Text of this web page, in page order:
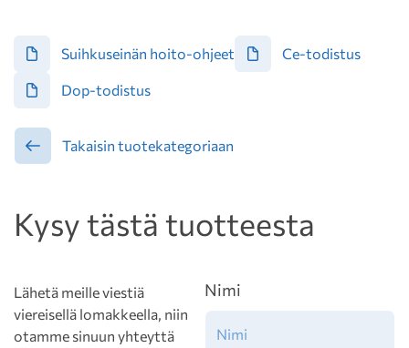
Suihkuseinän hoito-ohjeet Ce-todistus
Dop-todistus
Takaisin tuotekategoriaan
Kysy tästä tuotteesta
Lähetä meille viestiä
viereisellä lomakkeella, niin
otamme sinuun yhteyttä
Nimi